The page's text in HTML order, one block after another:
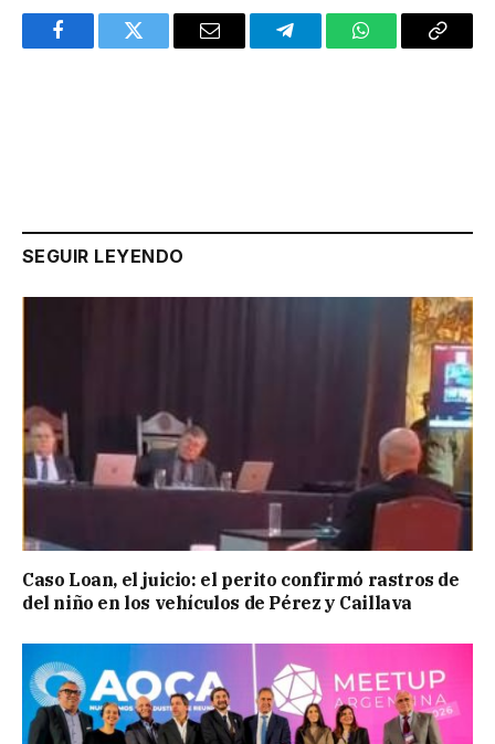
FacebookTwitter Email TelegramWhatsAppCopy
SEGUIR LEYENDO
Caso Loan, el juicio: el perito confirmó rastros de
del niño en los vehículos de Pérez y Caillava